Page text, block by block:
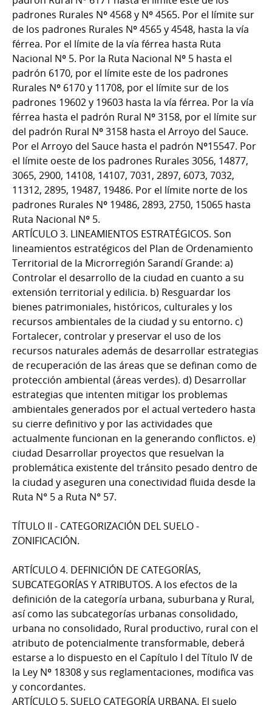
padrones Rurales Nº 4568 y Nº 4565. Por el límite sur
de los padrones Rurales Nº 4565 y 4548, hasta la vía
férrea. Por el límite de la vía férrea hasta Ruta
Nacional Nº 5. Por la Ruta Nacional Nº 5 hasta el
padrón 6170, por el límite este de los padrones
Rurales Nº 6170 y 11708, por el límite sur de los
padrones 19602 y 19603 hasta la vía férrea. Por la vía
férrea hasta el padrón Rural Nº 3158, por el límite sur
del padrón Rural Nº 3158 hasta el Arroyo del Sauce.
Por el Arroyo del Sauce hasta el padrón Nº15547. Por
el límite oeste de los padrones Rurales 3056, 14877,
3065, 2900, 14108, 14107, 7031, 2897, 6073, 7032,
11312, 2895, 19487, 19486. Por el límite norte de los
padrones Rurales Nº 19486, 2893, 2750, 15065 hasta
Ruta Nacional Nº 5.
ARTÍCULO 3. LINEAMIENTOS ESTRATÉGICOS. Son
lineamientos estratégicos del Plan de Ordenamiento
Territorial de la Microrregión Sarandí Grande: a)
Controlar el desarrollo de la ciudad en cuanto a su
extensión territorial y edilicia. b) Resguardar los
bienes patrimoniales, históricos, culturales y los
recursos ambientales de la ciudad y su entorno. c)
Fortalecer, controlar y preservar el uso de los
recursos naturales además de desarrollar estrategias
de recuperación de las áreas que se definan como de
protección ambiental (áreas verdes). d) Desarrollar
estrategias que intenten mitigar los problemas
ambientales generados por el actual vertedero hasta
su cierre definitivo y por las actividades que
actualmente funcionan en la generando conflictos. e)
ciudad Desarrollar proyectos que resuelvan la
problemática existente del tránsito pesado dentro de
la ciudad y aseguren una conectividad fluida desde la
Ruta N° 5 a Ruta N° 57.
TÍTULO II - CATEGORIZACIÓN DEL SUELO -
ZONIFICACIÓN.
ARTÍCULO 4. DEFINICIÓN DE CATEGORÍAS,
SUBCATEGORÍAS Y ATRIBUTOS. A los efectos de la
definición de la categoría urbana, suburbana y Rural,
así como las subcategorías urbanas consolidado,
urbana no consolidado, Rural productivo, rural con el
atributo de potencialmente transformable, deberá
estarse a lo dispuesto en el Capítulo I del Título IV de
la Ley Nº 18308 y sus reglamentaciones, modifica vas
y concordantes.
ARTÍCULO 5. SUELO CATEGORÍA URBANA. El suelo